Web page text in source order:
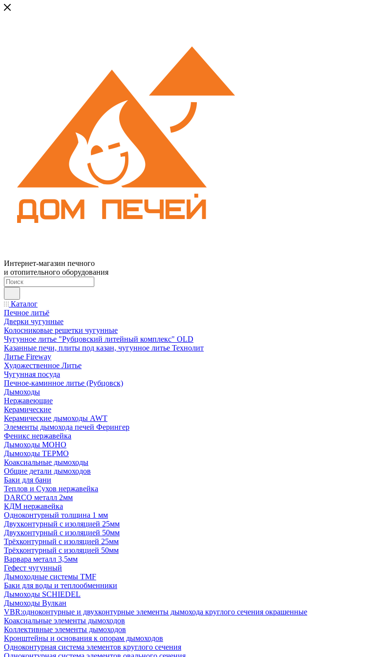
Интернет-магазин печного
и отопительного оборудования
Каталог
Печное литьё
Дверки чугунные
Колосниковые решетки чугунные
Чугунное литье "Рубцовский литейный комплекс" OLD
Казанные печи, плиты под казан, чугунное литье Технолит
Литье Fireway
Художественное Литье
Чугунная посуда
Печное-каминное литье (Рубцовск)
Дымоходы
Нержавеющие
Керамические
Керамические дымоходы AWT
Элементы дымохода печей Ферингер
Феникс нержавейка
Дымоходы МОНО
Дымоходы ТЕРМО
Коаксиальные дымоходы
Общие детали дымоходов
Баки для бани
Теплов и Сухов нержавейка
DARCO металл 2мм
КДМ нержавейка
Одноконтурный толщина 1 мм
Двухконтурный с изоляцией 25мм
Двухконтурный с изоляцией 50мм
Трёхконтурный с изоляцией 25мм
Трёхконтурный с изоляцией 50мм
Варвара металл 3,5мм
Гефест чугунный
Дымоходные системы TMF
Баки для воды и теплообменники
Дымоходы SCHIEDEL
Дымоходы Вулкан
VBR:одноконтурные и двухконтурные элементы дымохода круглого сечения окрашенные
Коаксиальные элементы дымоходов
Коллективные элементы дымоходов
Кронштейны и основания к опорам дымоходов
Одноконтурная система элементов круглого сечения